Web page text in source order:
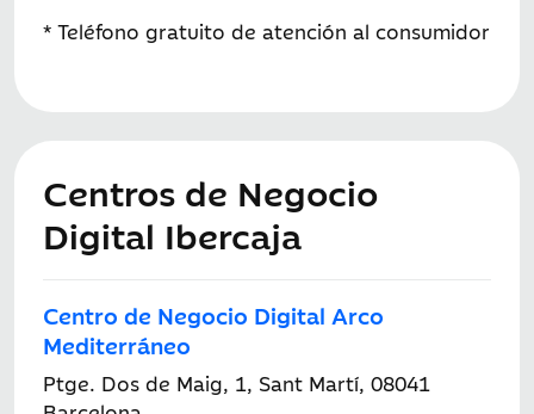
* Teléfono gratuito de atención al consumidor
Centros de Negocio
Digital Ibercaja
Centro de Negocio Digital Arco
Mediterráneo
Ptge. Dos de Maig, 1, Sant Martí, 08041